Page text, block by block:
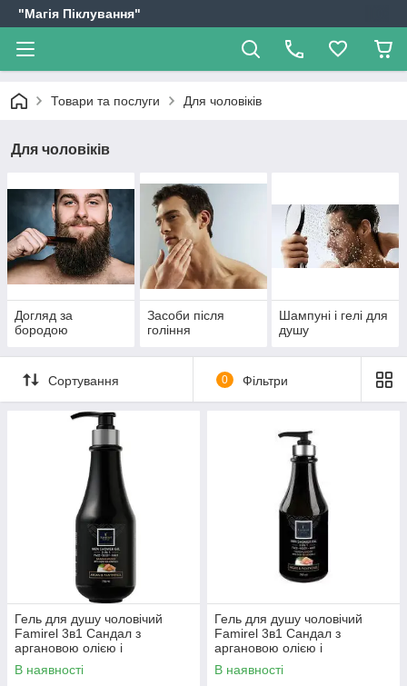
"Магія Піклування"
Товари та послуги Для чоловіків
Для чоловіків
Догляд за
бородою
Засоби після
гоління
Шампуні і гелі для
душу
Сортування 0 Фільтри
Гель для душу чоловічий
Famirel 3в1 Сандал з
аргановою олією і
пантенолом, для обличчя,
тіла та волосся, 750 мл
В наявності
Гель для душу чоловічий
Famirel 3в1 Сандал з
аргановою олією і
пантенолом, для обличчя,
тіла та волосся, 750 мл
В наявності